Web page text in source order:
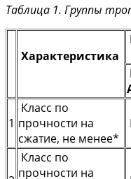
Таблица 1. Группы
Характеристика
1
Класс по
прочности на
сжатие, не менее*
Класс по
прочности на